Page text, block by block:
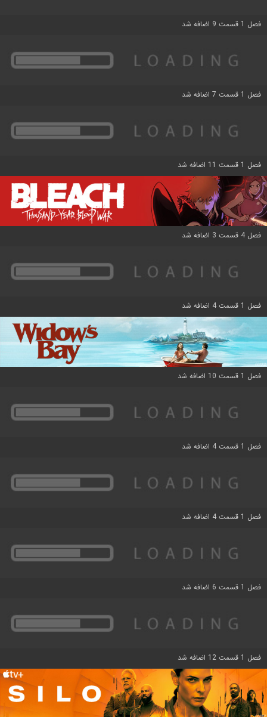
فصل 1 قسمت 9 اضافه شد
فصل 1 قسمت 7 اضافه شد
فصل 1 قسمت 11 اضافه شد
فصل 4 قسمت 3 اضافه شد
فصل 1 قسمت 4 اضافه شد
فصل 1 قسمت 10 اضافه شد
فصل 1 قسمت 4 اضافه شد
فصل 1 قسمت 4 اضافه شد
فصل 1 قسمت 6 اضافه شد
فصل 1 قسمت 12 اضافه شد